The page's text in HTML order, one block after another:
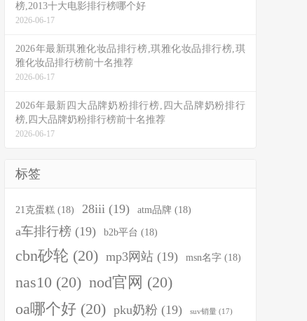
榜,2013十大电影排行榜哪个好
2026-06-17
2026年最新琪雅化妆品排行榜,琪雅化妆品排行榜,琪
雅化妆品排行榜前十名推荐
2026-06-17
2026年最新四大品牌奶粉排行榜,四大品牌奶粉排行
榜,四大品牌奶粉排行榜前十名推荐
2026-06-17
标签
21克蛋糕 (18) 28iii (19) atm品牌 (18)
a车排行榜 (19) b2b平台 (18)
cbn砂轮 (20) mp3网站 (19) msn名字 (18)
nas10 (20) nod官网 (20)
oa哪个好 (20) pku奶粉 (19) suv销量 (17)